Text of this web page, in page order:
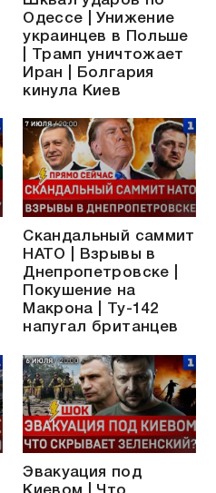
Одессе | Унижение
украинцев в Польше
| Трамп уничтожает
Иран | Болгария
кинула Киев
Скандальный саммит
НАТО | Взрывы в
Днепропетровске |
Покушение на
Макрона | Ту-142
напугал британцев
Эвакуация под